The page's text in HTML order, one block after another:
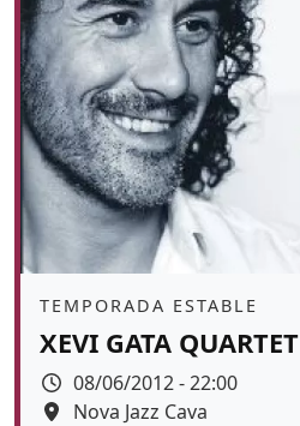
Àmbit
TEMPORADA ESTABLE
XEVI GATA QUARTET
Data
08/06/2012 - 22:00
Espai
Nova Jazz Cava